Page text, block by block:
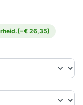
(−€ 26,35)